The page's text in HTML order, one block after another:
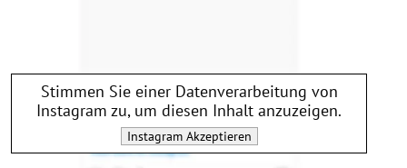
Stimmen Sie einer Datenverarbeitung von
Instagram zu, um diesen Inhalt anzuzeigen.
InstagramAkzeptieren